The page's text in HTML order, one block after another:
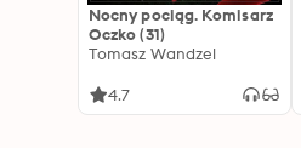
Nocny pociąg. Komisarz
Oczko (31)
Tomasz Wandzel
4.7